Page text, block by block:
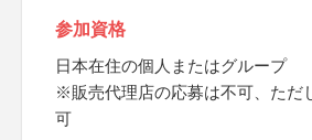
参加資格
日本在住の個人またはグループ
※販売代理店の応募は不可、ただ
可